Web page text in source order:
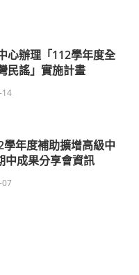
心辦理「112學年度全
民謠」實施計畫
年度補助擴增高級中
中成果分享會資訊